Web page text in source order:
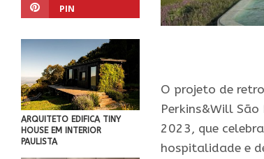
PIN
ARQUITETO EDIFICA TINY
HOUSE EM INTERIOR
PAULISTA
O projeto de
Perkins&Will
2023, que
hospitalidade e